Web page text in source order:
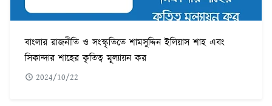
বাংলার রাজনীতি ও সংস্কৃতিতে শামসুদ্দিন ইলিয়াস শাহ এবং
সিকান্দার শাহের কৃতিত্ব মূল্যায়ন কর
2024/10/22